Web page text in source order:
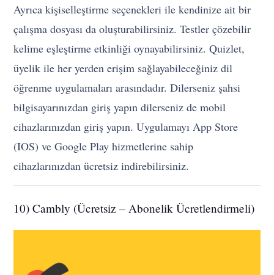
Ayrıca kişiselleştirme seçenekleri ile kendinize ait bir
çalışma dosyası da oluşturabilirsiniz. Testler çözebilir
kelime eşleştirme etkinliği oynayabilirsiniz. Quizlet,
üyelik ile her yerden erişim sağlayabileceğiniz dil
öğrenme uygulamaları arasındadır. Dilerseniz şahsi
bilgisayarınızdan giriş yapın dilerseniz de mobil
cihazlarınızdan giriş yapın. Uygulamayı App Store
(IOS) ve Google Play hizmetlerine sahip
cihazlarınızdan ücretsiz indirebilirsiniz.
10) Cambly (Ücretsiz – Abonelik Ücretlendirmeli)